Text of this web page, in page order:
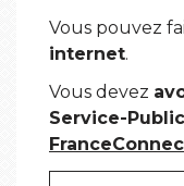
Vous pouvez
internet.
Vous devez
Service-